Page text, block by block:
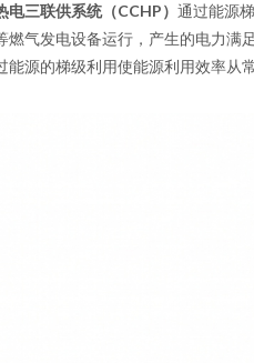
电三联供系统（CCHP） 通过能源
燃气发电设备运行，产生的电力满
能源的梯级利用使能源利用效率从